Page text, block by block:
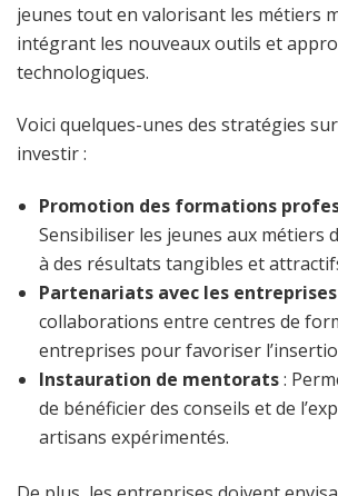
jeunes tout en valorisant les métiers
intégrant les nouveaux outils et
technologiques.
Voici quelques-unes des stratégies
investir :
Promotion des formations
Sensibiliser les jeunes aux métiers
à des résultats tangibles et
Partenariats avec les entreprises
collaborations entre centres de
entreprises pour favoriser
Instauration de mentorats:
de bénéficier des conseils et de
artisans expérimentés.